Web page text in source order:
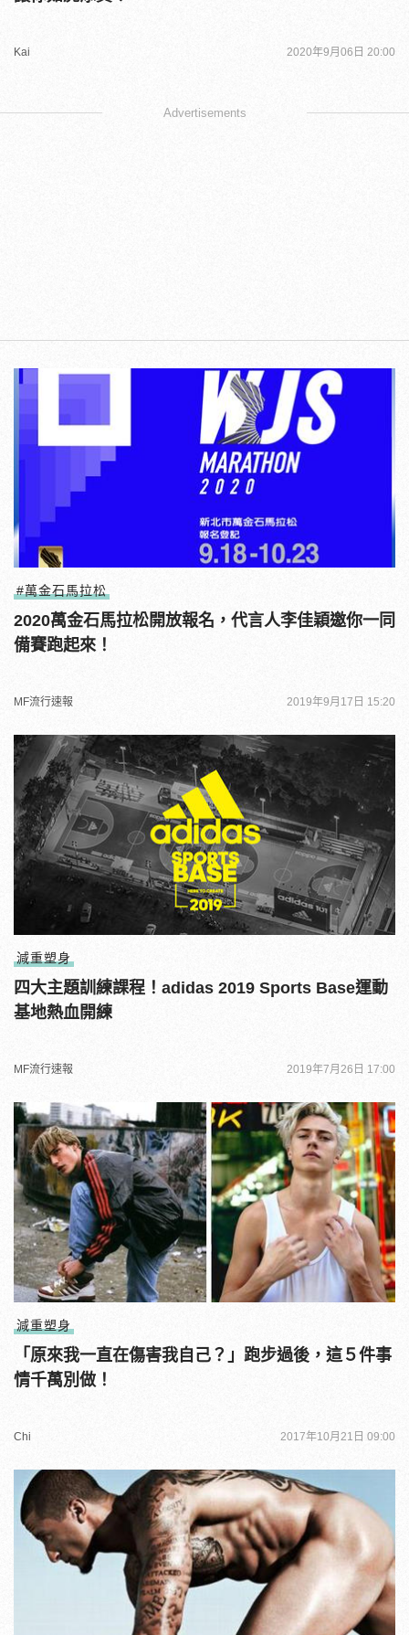
Kai 2020年9月06日 20:00
Advertisements
#萬金石馬拉松
2020萬金石馬拉松開放報名，代言人李佳穎邀你一同
備賽跑起來！
MF流行速報 2019年9月17日 15:20
減重塑身
四大主題訓練課程！adidas 2019 Sports Base運動
基地熱血開練
MF流行速報 2019年7月26日 17:00
減重塑身
「原來我一直在傷害我自己？」跑步過後，這５件事
情千萬別做！
Chi 2017年10月21日 09:00